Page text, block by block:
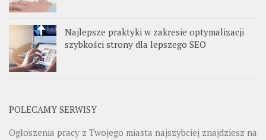
Najlepsze praktyki w zakresie optymalizacji
szybkości strony dla lepszego SEO
POLECAMY SERWISY
Ogłoszenia pracy z Twojego miasta najszybciej znajdziesz na